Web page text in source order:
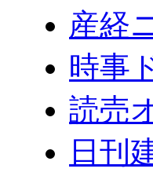
産経
時事
読売
日刊